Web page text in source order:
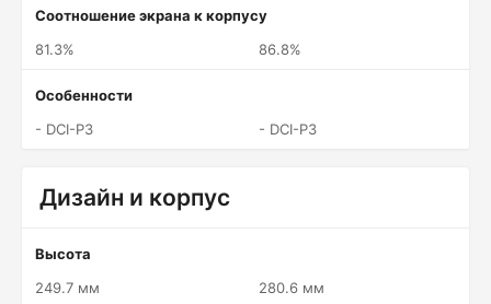
Соотношение экрана к корпусу
81.3%
86.8%
Особенности
- DCI-P3
- DCI-P3
Дизайн и корпус
Высота
249.7 мм
280.6 мм